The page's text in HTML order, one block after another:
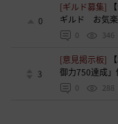
0
[ギルド募集]
ギルド お気
0 346
3
[意見掲示板]
御力750達成
0 288